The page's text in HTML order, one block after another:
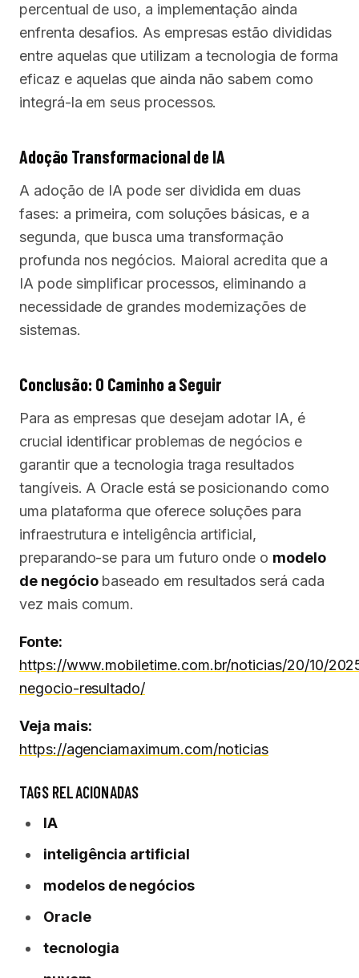
percentual de uso, a implementação ainda
enfrenta desafios. As empresas estão divididas
entre aquelas que utilizam a tecnologia de forma
eficaz e aquelas que ainda não sabem como
integrá-la em seus processos.
Adoção Transformacional de IA
A adoção de IA pode ser dividida em duas
fases: a primeira, com soluções básicas, e a
segunda, que busca uma transformação
profunda nos negócios. Maioral acredita que a
IA pode simplificar processos, eliminando a
necessidade de grandes modernizações de
sistemas.
Conclusão: O Caminho a Seguir
Para as empresas que desejam adotar IA, é
crucial identificar problemas de negócios e
garantir que a tecnologia traga resultados
tangíveis. A Oracle está se posicionando como
uma plataforma que oferece soluções para
infraestrutura e inteligência artificial,
preparando-se para um futuro onde o modelo
de negóciobaseado em resultados será cada
vez mais comum.
Fonte:
https://www.mobiletime.com.br/noticias/20/10/
negocio-resultado/
Veja mais:
https://agenciamaximum.com/noticias
TAGS RELACIONADAS
IA
inteligência artificial
modelos de negócios
Oracle
tecnologia